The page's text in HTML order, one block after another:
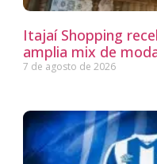
Itajaí Shopping
amplia mix de
7 de agosto de 2026